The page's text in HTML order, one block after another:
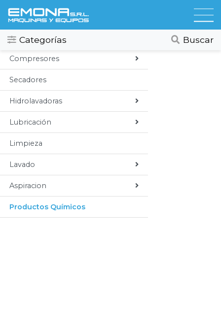
Categorías Buscar
Categorias
Todos
Compresores
Secadores
Hidrolavadoras
Lubricación
Limpieza
Lavado
Aspiracion
Productos Químicos